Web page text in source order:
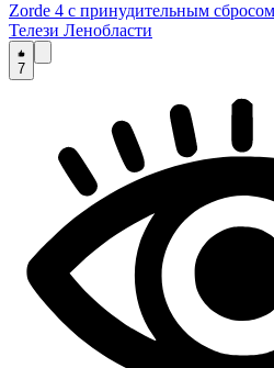
Zorde 4 c принудительным
Телези Ленобласти
7